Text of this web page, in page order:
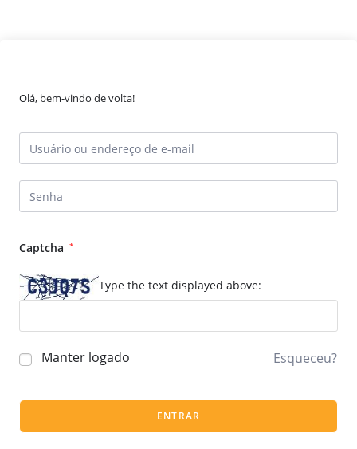
Olá, bem-vindo de volta!
Captcha *
Type the text displayed above:
Manter logado Esqueceu?
ENTRAR